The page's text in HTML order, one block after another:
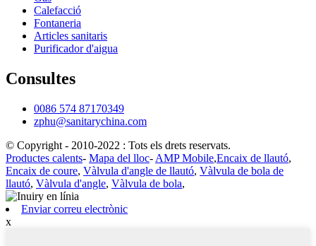
Calefacció
Fontaneria
Articles sanitaris
Purificador d'aigua
Consultes
0086 574 87170349
zphu@sanitarychina.com
© Copyright - 2010-2022 : Tots els drets reservats.
Productes calents- Mapa del lloc- AMP Mobile,Encaix de llautó,
Encaix de coure, Vàlvula d'angle de llautó, Vàlvula de bola de
llautó, Vàlvula d'angle, Vàlvula de bola,
Enviar correu electrònic
x